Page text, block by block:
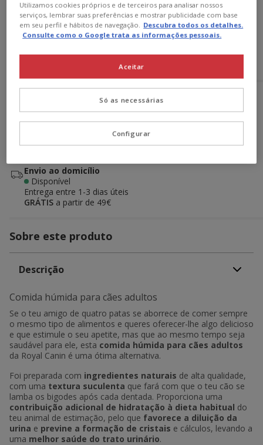
Preço 19.39€, 193.90 EUR por kg
19.39€ (193.90€ / kg)
Adicionar ao carrinho
Recolha a sua encomenda em 2h em lojas selecionadas
Envio ao domicílio
Disponível
Entrega entre 1-3 dias úteis
GRÁTIS a partir de 49€
Sobre este produto
Descrição
Comida húmida para cães adultos
Se o teu amigo de quatro patas se aborrece de comer sempre
o mesmo tipo de alimentos e queres oferecer-lhe algo delicioso
e que estimule o seu apetite, mas que ao mesmo tempo seja
saudável para ele, esta comida húmida para cães adultos
da Royal Canin é uma ótima alternativa.
Foi preparada com ingredientes naturais de alta qualidade,
com uma textura suculenta que fará com que o teu cão se
lamba os bigodes após cada dentada. Proporciona uma
contribuição adicional de hidratação à dieta habitual do
teu animal de estimação, pelo que favorece a diluição da
urina e previne a formação de cristais e cálculos, levando a
uma melhor saúde do trato urinário.
Utilizamos cookies próprios e de terceiros para analisar nossos
serviços, lembrar suas preferências e mostrar publicidade com base
em seu perfil e hábitos de navegação. Descubra todos os detalhes.
Consulte como o Google trata as informações pessoais.
Só as necessárias
Aceitar
Configurar